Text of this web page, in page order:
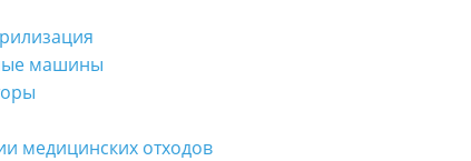
машины
медицинских отходов